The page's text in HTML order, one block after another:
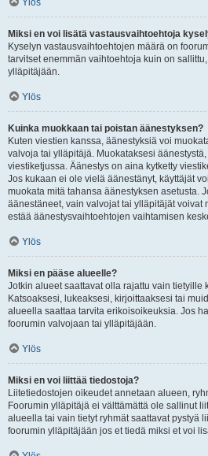
Ylös
Miksi en voi lisätä vastausvaihtoehtoja
Kyselyn vastausvaihtoehtojen määrä on
tarvitset enemmän vaihtoehtoja kuin on
ylläpitäjään.
Ylös
Kuinka muokkaan tai poistan äänestyksen?
Kuten viestien kanssa, äänestyksiä voi
valvoja tai ylläpitäjä. Muokataksesi
viestiketjussa. Äänestys on aina kytketty
Jos kukaan ei ole vielä äänestänyt, käyttäjät
muokata mitä tahansa äänestyksen asetusta.
äänestäneet, vain valvojat tai ylläpitäjät voivat
estää äänestysvaihtoehtojen vaihtamisen
Ylös
Miksi en pääse alueelle?
Jotkin alueet saattavat olla rajattu vain tietyille
Katsoaksesi, lukeaksesi, kirjoittaaksesi tai
alueella saattaa tarvita erikoisoikeuksia. Jos
foorumin valvojaan tai ylläpitäjään.
Ylös
Miksi en voi liittää tiedostoja?
Liitetiedostojen oikeudet annetaan alueen,
Foorumin ylläpitäjä ei välttämättä ole sallinut
alueella tai vain tietyt ryhmät saattavat pystyä
foorumin ylläpitäjään jos et tiedä miksi et voi